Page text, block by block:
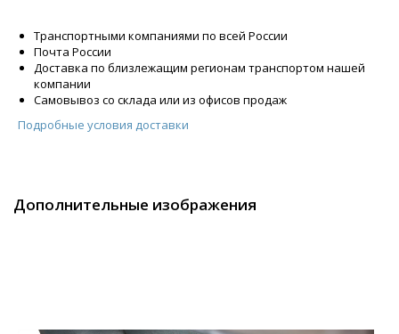
Транспортными компаниями по всей России
Почта России
Доставка по близлежащим регионам транспортом нашей
компании
Самовывоз со склада или из офисов продаж
Подробные условия доставки
Дополнительные изображения